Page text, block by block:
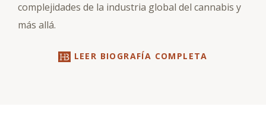
complejidades de la industria global del cannabis y
más allá.
LEER BIOGRAFÍA COMPLETA